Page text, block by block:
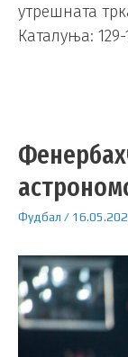
утрешната
Каталуња: 129-
Фудбал /